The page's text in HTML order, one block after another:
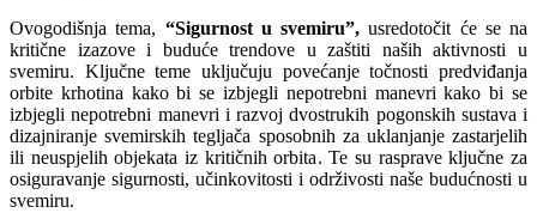
Ovogodišnja tema, “Sigurnost u svemiru”, usredotočit će se na
kritične izazove i buduće trendove u zaštiti naših aktivnosti u
svemiru. Ključne teme uključuju povećanje točnosti predviđanja
orbite krhotina kako bi se izbjegli nepotrebni manevri kako bi se
izbjegli nepotrebni manevri i razvoj dvostrukih pogonskih sustava i
dizajniranje svemirskih tegljača sposobnih za uklanjanje zastarjelih
ili neuspjelih objekata iz kritičnih orbita. Te su rasprave ključne za
osiguravanje sigurnosti, učinkovitosti i održivosti naše budućnosti u
svemiru.